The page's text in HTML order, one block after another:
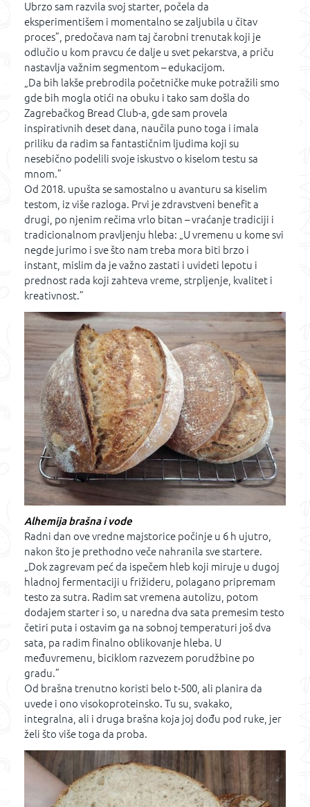
Ubrzo sam razvila svoj starter, počela da
eksperimentišem i momentalno se zaljubila u čitav
proces”, predočava nam taj čarobni trenutak koji je
odlučio u kom pravcu će dalje u svet pekarstva, a priču
nastavlja važnim segmentom – edukacijom.
„Da bih lakše prebrodila početničke muke potražili smo
gde bih mogla otići na obuku i tako sam došla do
Zagrebačkog Bread Club-a, gde sam provela
inspirativnih deset dana, naučila puno toga i imala
priliku da radim sa fantastičnim ljudima koji su
nesebično podelili svoje iskustvo o kiselom testu sa
mnom.”
Od 2018. upušta se samostalno u avanturu sa kiselim
testom, iz više razloga. Prvi je zdravstveni benefit a
drugi, po njenim rečima vrlo bitan – vraćanje tradiciji i
tradicionalnom pravljenju hleba: „U vremenu u kome svi
negde jurimo i sve što nam treba mora biti brzo i
instant, mislim da je važno zastati i uvideti lepotu i
prednost rada koji zahteva vreme, strpljenje, kvalitet i
kreativnost.”
Alhemija brašna i vode
Radni dan ove vredne majstorice počinje u 6 h ujutro,
nakon što je prethodno veče nahranila sve startere.
„Dok zagrevam peć da ispečem hleb koji miruje u dugoj
hladnoj fermentaciji u frižideru, polagano pripremam
testo za sutra. Radim sat vremena autolizu, potom
dodajem starter i so, u naredna dva sata premesim testo
četiri puta i ostavim ga na sobnoj temperaturi još dva
sata, pa radim finalno oblikovanje hleba. U
međuvremenu, biciklom razvezem porudžbine po
gradu.”
Od brašna trenutno koristi belo t-500, ali planira da
uvede i ono visokoproteinsko. Tu su, svakako,
integralna, ali i druga brašna koja joj dođu pod ruke, jer
želi što više toga da proba.